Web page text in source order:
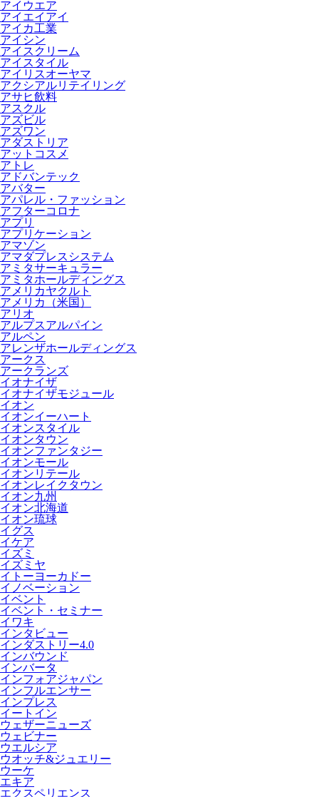
アイウエア
アイエイアイ
アイカ工業
アイシン
アイスクリーム
アイスタイル
アイリスオーヤマ
アクシアルリテイリング
アサヒ飲料
アスクル
アズビル
アズワン
アダストリア
アットコスメ
アトレ
アドバンテック
アバター
アパレル・ファッション
アフターコロナ
アプリ
アプリケーション
アマゾン
アマダプレスシステム
アミタサーキュラー
アミタホールディングス
アメリカヤクルト
アメリカ（米国）
アリオ
アルプスアルパイン
アルペン
アレンザホールディングス
アークス
アークランズ
イオナイザ
イオナイザモジュール
イオン
イオンイーハート
イオンスタイル
イオンタウン
イオンファンタジー
イオンモール
イオンリテール
イオンレイクタウン
イオン九州
イオン北海道
イオン琉球
イグス
イケア
イズミ
イズミヤ
イトーヨーカドー
イノベーション
イベント
イベント・セミナー
イワキ
インタビュー
インダストリー4.0
インバウンド
インバータ
インフォアジャパン
インフルエンサー
インプレス
イートイン
ウェザーニューズ
ウェビナー
ウエルシア
ウオッチ&ジュエリー
ウーケ
エキア
エクスペリエンス